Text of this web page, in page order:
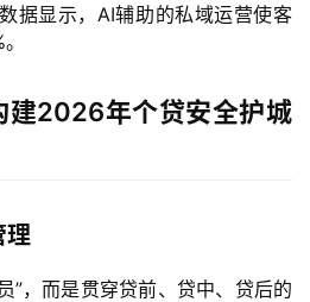
据显示，AI辅助的私域运营使客
建2026年个贷安全护城
理
”，而是贯穿贷前、贷中、贷后的